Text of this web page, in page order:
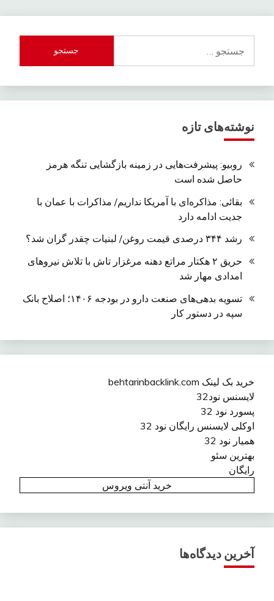
برای:
نوشته‌های تازه
روبیو: پیشرفت‌هایی در زمینه بازگشایی تنگه هرمز
حاصل شده است
بقائی: مذاکره‌ای با آمریکا نداریم/ مذاکرات با عمان با
جدیت ادامه دارد
رشد ۳۴۴ درصدی قیمت روغن/ لبنیات چقدر گران شد؟
حریق ۲ هکتار مراتع دهنه مرغزار تاش با تلاش نیروهای
امدادی مهار شد
تسویه بدهی‌های صنعت دارو در بودجه ۱۴۰۶؛ اصلاح بانک
سپه در دستور کار
خرید بک لینک behtarinbacklink.com
لایسنس نود32
پسورد نود 32
اوکلی لایسنس رایگان نود 32
همیار نود 32
بهترین سئو
رایگان
خرید آنتی ویروس
آخرین دیدگاه‌ها